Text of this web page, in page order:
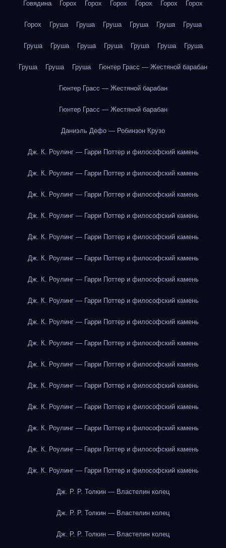
Говядина Горох Горох Горох Горох Горох Горох
Горох Груша Груша Груша Груша Груша Груша
Груша Груша Груша Груша Груша Груша Груша
Груша Груша Груша Гюнтер Грасс — Жестяной барабан
Гюнтер Грасс — Жестяной барабан
Гюнтер Грасс — Жестяной барабан
Даниэль Дефо — Робинзон Крузо
Дж. К. Роулинг — Гарри Поттер и философский камень
Дж. К. Роулинг — Гарри Поттер и философский камень
Дж. К. Роулинг — Гарри Поттер и философский камень
Дж. К. Роулинг — Гарри Поттер и философский камень
Дж. К. Роулинг — Гарри Поттер и философский камень
Дж. К. Роулинг — Гарри Поттер и философский камень
Дж. К. Роулинг — Гарри Поттер и философский камень
Дж. К. Роулинг — Гарри Поттер и философский камень
Дж. К. Роулинг — Гарри Поттер и философский камень
Дж. К. Роулинг — Гарри Поттер и философский камень
Дж. К. Роулинг — Гарри Поттер и философский камень
Дж. К. Роулинг — Гарри Поттер и философский камень
Дж. К. Роулинг — Гарри Поттер и философский камень
Дж. К. Роулинг — Гарри Поттер и философский камень
Дж. К. Роулинг — Гарри Поттер и философский камень
Дж. К. Роулинг — Гарри Поттер и философский камень
Дж. Р. Р. Толкин — Властелин колец
Дж. Р. Р. Толкин — Властелин колец
Дж. Р. Р. Толкин — Властелин колец